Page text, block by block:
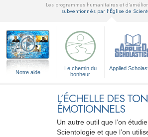
Les programmes humanitaires et
subventionnés par l’Église de
Notre aide
Le chemin du
bonheur
Applied
L’ÉCHELLE DES
ÉMOTIONNELS
Un autre outil que l’on
Scien­tologie et que l’on